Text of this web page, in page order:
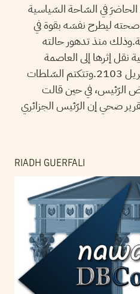
الحاضرَ في السّاحة السّياسية
ليطرح نفسَه بقوة في
منذ تدهور حالته
نقل إثرها إلى العاصمة
الفرنسية باريس بتاريخ 27 إبريل 2103.وتتكتم السّلطات
الرّئيس، في حين قالت
صحي إن الرّئيس الجزائري
RIADH GUERFALI